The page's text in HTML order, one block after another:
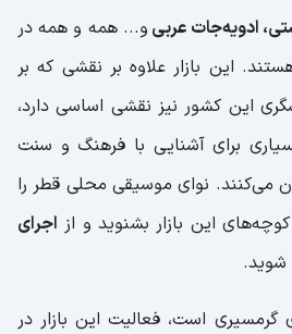
ادویه‌جات عربی و... همه و همه در
این بازار علاوه بر نقشی که بر
این کشور نیز نقشی اساسی دارد،
برای آشنایی با فرهنگ و سنت
می‌کنند. نوای موسیقی محلی قطر را
این بازار بشنوید و از اجرای
شوید.
است، فعالیت این بازار در